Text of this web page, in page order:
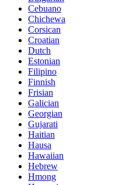
Cebuano
Chichewa
Corsican
Croatian
Dutch
Estonian
Filipino
Finnish
Frisian
Galician
Georgian
Gujarati
Haitian
Hausa
Hawaiian
Hebrew
Hmong